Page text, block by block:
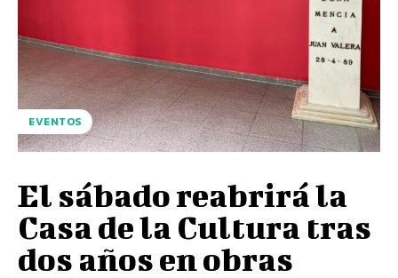
EVENTOS
El sábado reabrirá la
Casa de la Cultura tras
dos años en obras